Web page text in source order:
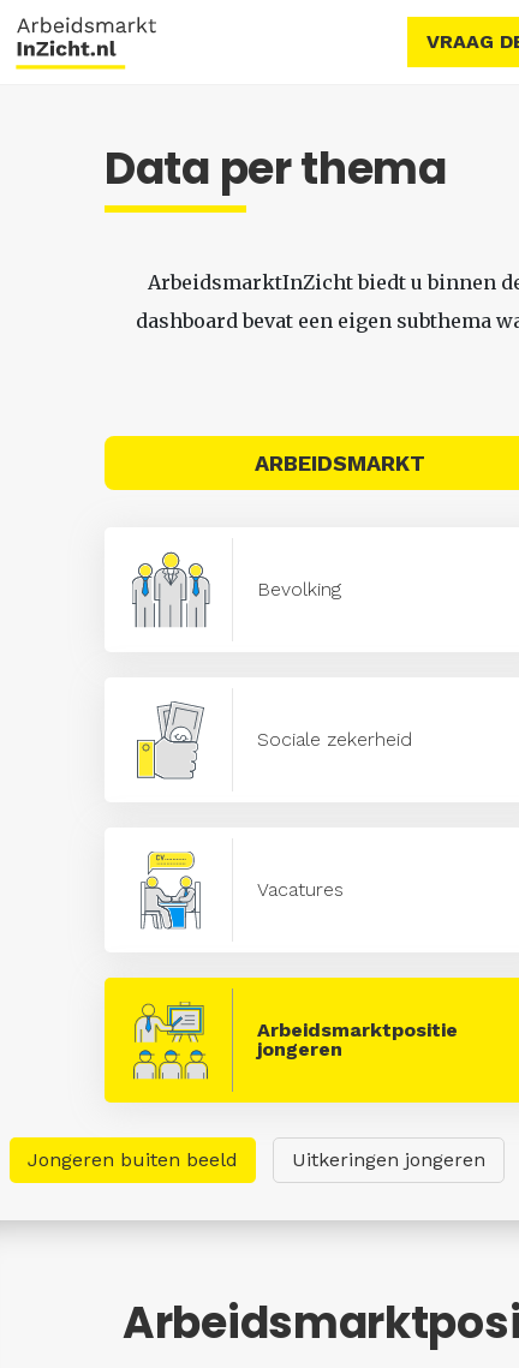
VRAAG
Data per thema
ArbeidsmarktInZicht biedt u binnen
dashboard bevat een eigen subthema
ARBEIDSMARKT
Bevolking
Sociale zekerheid
Vacatures
Arbeidsmarktpositie
jongeren
Jongeren buiten beeld Uitkeringen jongeren